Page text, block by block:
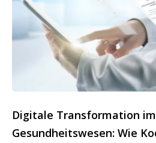
Digitale Transformation im
Gesundheitswesen: Wie